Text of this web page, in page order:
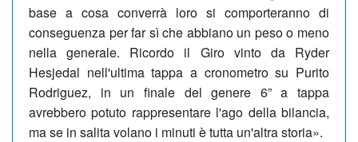
base a cosa converrà loro si comporteranno di
conseguenza per far sì che abbiano un peso o meno
nella generale. Ricordo il Giro vinto da Ryder
Hesjedal nell'ultima tappa a cronometro su Purito
Rodriguez, in un finale del genere 6” a tappa
avrebbero potuto rappresentare l'ago della bilancia,
ma se in salita volano i minuti è tutta un'altra storia».